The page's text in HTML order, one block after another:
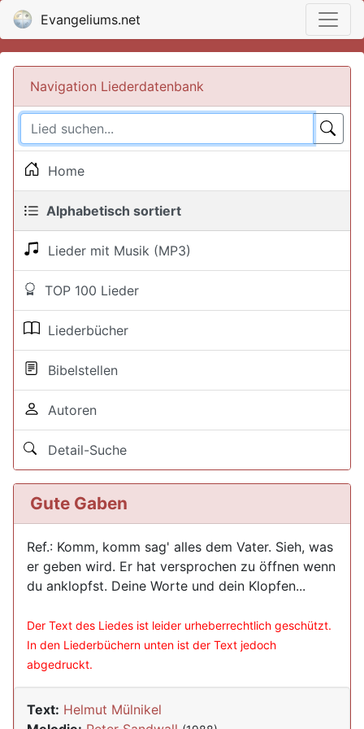
Evangeliums.net
Navigation Liederdatenbank
Home
Alphabetisch sortiert
Lieder mit Musik (MP3)
TOP 100 Lieder
Liederbücher
Bibelstellen
Autoren
Detail-Suche
Gute Gaben
Ref.: Komm, komm sag' alles dem Vater. Sieh, was
er geben wird. Er hat versprochen zu öffnen wenn
du anklopfst. Deine Worte und dein Klopfen...
Der Text des Liedes ist leider urheberrechtlich geschützt.
In den Liederbüchern unten ist der Text jedoch
abgedruckt.
Text: Helmut Mülnikel